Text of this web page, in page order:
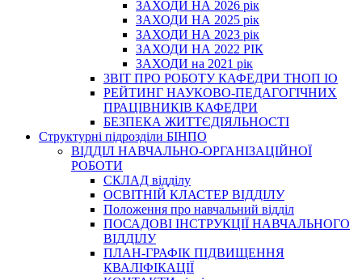
ЗАХОДИ НА 2026 рік
ЗАХОДИ НА 2025 рік
ЗАХОДИ НА 2023 рік
ЗАХОДИ НА 2022 РІК
ЗАХОДИ на 2021 рік
3BIT ПРО РОБОТУ КАФЕДРИ ТНОП ІО
РЕЙТИНГ НАУКОВО-ПЕДАГОГІЧНИХ
ПРАЦІВНИКІВ КАФЕДРИ
БЕЗПЕКА ЖИТТЄДІЯЛЬНОСТІ
Структурні підрозділи БІНПО
ВІДДІЛ НАВЧАЛЬНО-ОРГАНІЗАЦІЙНОЇ
РОБОТИ
СКЛАД відділу
ОСВІТНІЙ КЛАСТЕР ВІДДІЛУ
Положення про навчальний вiддiл
ПОСАДОВІ ІНСТРУКЦІЇ НАВЧАЛЬНОГО
ВІДДІЛУ
ПЛАН-ГРАФІК ПІДВИЩЕННЯ
КВАЛІФІКАЦІЇ